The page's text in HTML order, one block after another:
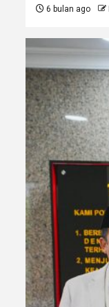
6 bulan ago